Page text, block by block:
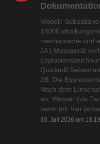
Modell:
mechanische und
JA | Messgerät
Quickmill
2B. Die
Nach dem
an; Wasser (via
wenn mir hier
30. Juli 2026 um 13:19